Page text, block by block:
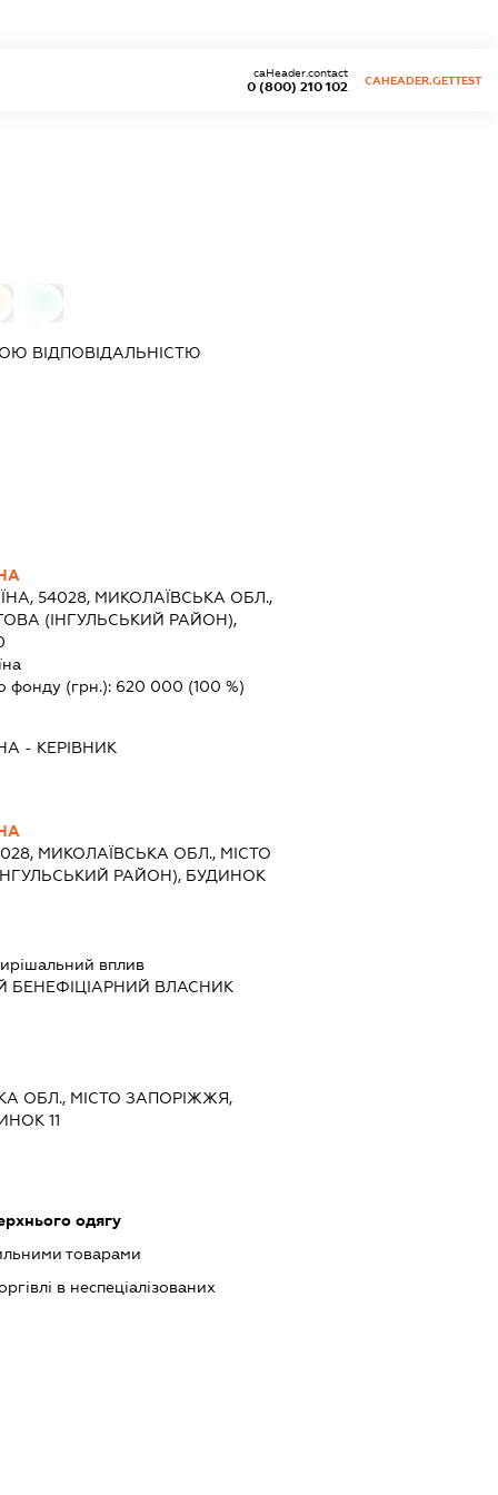
0 (800) 210 102
caHeader.contact
CAHEADER.GETTEST
ВІДПОВІДАЛЬНІСТЮ
54028, МИКОЛАЇВСЬКА ОБЛ.,
(ІНГУЛЬСЬКИЙ РАЙОН),
фонду (грн.): 620 000 (100 %)
- КЕРІВНИК
МИКОЛАЇВСЬКА ОБЛ., МІСТО
РАЙОН), БУДИНОК
вплив
БЕНЕФІЦІАРНИЙ ВЛАСНИК
ОБЛ., МІСТО ЗАПОРІЖЖЯ,
11
одягу
товарами
в неспеціалізованих